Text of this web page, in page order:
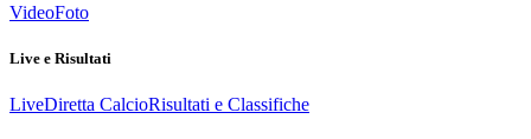
VideoFoto
Live e Risultati
LiveDiretta CalcioRisultati e Classifiche